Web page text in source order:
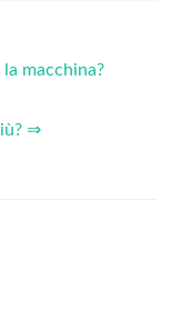
macchina?
⇒